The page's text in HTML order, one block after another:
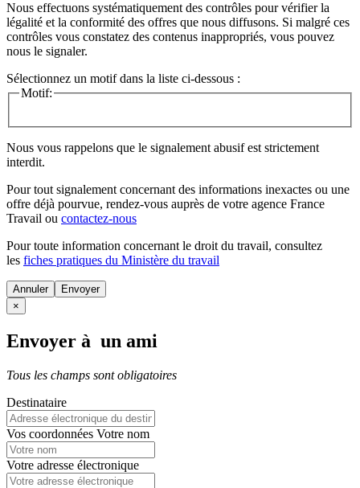
Nous effectuons systématiquement des contrôles pour vérifier la
légalité et la conformité des offres que nous diffusons. Si malgré ces
contrôles vous constatez des contenus inappropriés, vous pouvez
nous le signaler.
Sélectionnez un motif dans la liste ci-dessous :
Motif:
Nous vous rappelons que le signalement abusif est strictement
interdit.
Pour tout signalement concernant des informations inexactes ou une
offre déjà pourvue, rendez-vous auprès de votre agence France
Travail ou contactez-nous
Pour toute information concernant le droit du travail, consultez
les fiches pratiques du Ministère du travail
Annuler
×
Envoyer à un ami
Tous les champs sont obligatoires
Destinataire
Vos coordonnées Votre nom
Votre adresse électronique